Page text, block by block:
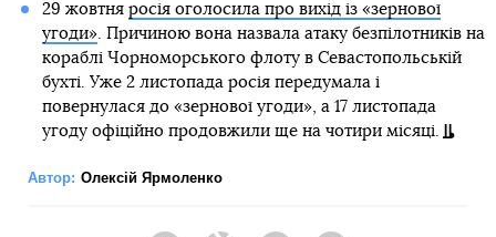
29 жовтня росія оголосила про вихід із «зернової
угоди». Причиною вона назвала атаку безпілотників на
кораблі Чорноморського флоту в Севастопольській
бухті. Уже 2 листопада росія передумала і
повернулася до «зернової угоди», а 17 листопада
угоду офіційно продовжили ще на чотири місяці.
Автор: Олексій Ярмоленко